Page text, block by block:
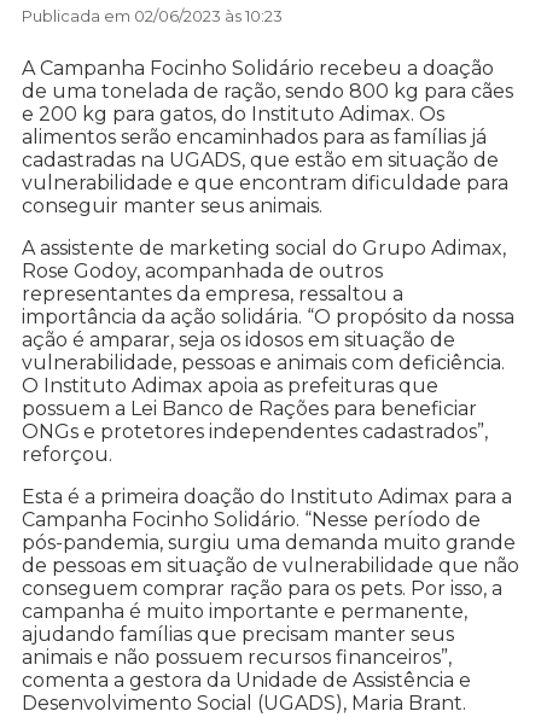
Publicada em 02/06/2023 às 10:23
A Campanha Focinho Solidário recebeu a doação
de uma tonelada de ração, sendo 800 kg para cães
e 200 kg para gatos, do Instituto Adimax. Os
alimentos serão encaminhados para as famílias já
cadastradas na UGADS, que estão em situação de
vulnerabilidade e que encontram dificuldade para
conseguir manter seus animais.
A assistente de marketing social do Grupo Adimax,
Rose Godoy, acompanhada de outros
representantes da empresa, ressaltou a
importância da ação solidária. “O propósito da nossa
ação é amparar, seja os idosos em situação de
vulnerabilidade, pessoas e animais com deficiência.
O Instituto Adimax apoia as prefeituras que
possuem a Lei Banco de Rações para beneficiar
ONGs e protetores independentes cadastrados”,
reforçou.
Esta é a primeira doação do Instituto Adimax para a
Campanha Focinho Solidário. “Nesse período de
pós-pandemia, surgiu uma demanda muito grande
de pessoas em situação de vulnerabilidade que não
conseguem comprar ração para os pets. Por isso, a
campanha é muito importante e permanente,
ajudando famílias que precisam manter seus
animais e não possuem recursos financeiros”,
comenta a gestora da Unidade de Assistência e
Desenvolvimento Social (UGADS), Maria Brant.